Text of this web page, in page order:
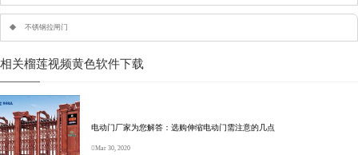
不锈钢拉闸门
相关榴莲视频黄色软件下载
电动门厂家为您解答：选购伸缩电动门需注意的几点
Mar 30, 2020